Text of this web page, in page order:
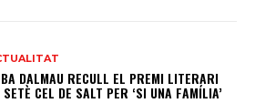
DALMAU RECULL EL PREMI LITERARI
SETÈ CEL DE SALT PER ‘SI UNA FAMÍLIA’